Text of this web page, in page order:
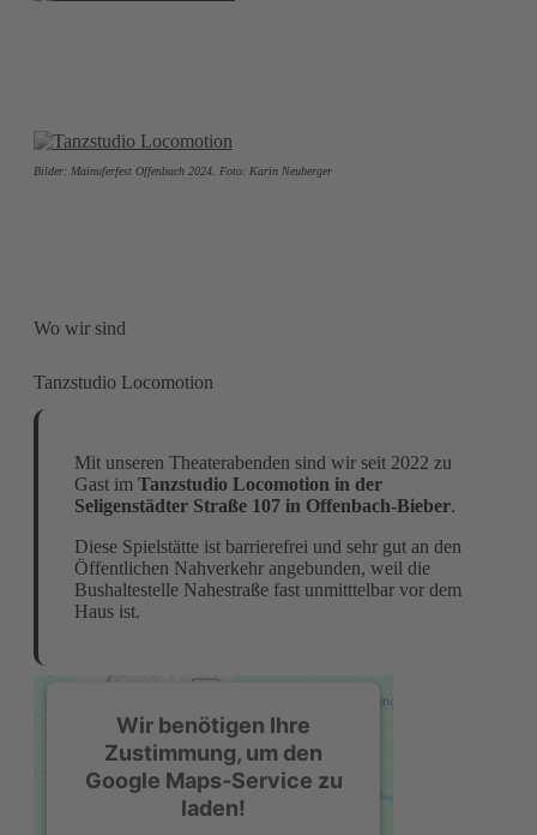
Bilder: Mainuferfest Offenbach 2024. Foto: Karin Neuberger
Wo wir sind
Tanzstudio Locomotion
Mit unseren Theaterabenden sind wir seit 2022 zu
Gast im Tanzstudio Locomotion in der
Seligenstädter Straße 107 in Offenbach-Bieber.
Diese Spielstätte ist barrierefrei und sehr gut an den
Öffentlichen Nahverkehr angebunden, weil die
Bushaltestelle Nahestraße fast unmitttelbar vor dem
Haus ist.
Wir benötigen Ihre
Zustimmung, um den
Google Maps-Service zu
laden!